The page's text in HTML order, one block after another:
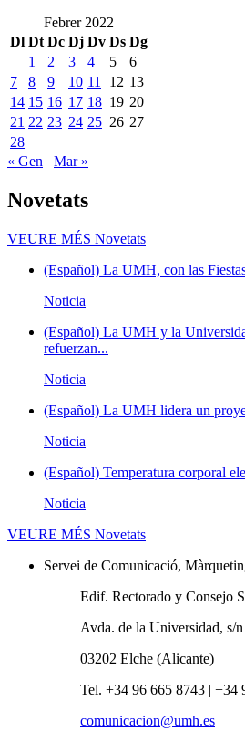
Febrer 2022
Dl Dt Dc Dj Dv Ds Dg
1
2 3 4 5
6
7
8 9 10 11 12 13
14 15 16 17 18 19 20
21 22 23 24 25 26 27
28
« Gen
Mar »
Novetats
VEURE MÉS Novetats
(Español) La UMH, con las
Noticia
(Español) La UMH y la
refuerzan...
Noticia
(Español) La UMH lidera un
Noticia
(Español) Temperatura corporal
Noticia
VEURE MÉS Novetats
Servei de Comunicació,
Edif. Rectorado y Consejo
Avda. de la Universidad, s/n
03202 Elche (Alicante)
Tel. +34 96 665 8743 | +34
comunicacion@umh.es